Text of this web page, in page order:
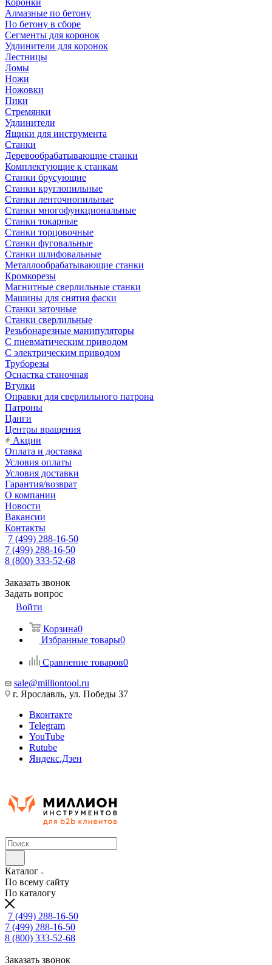
Коронки
Алмазные по бетону
По бетону в сборе
Сегменты для коронок
Удлинители для коронок
Лестницы
Ломы
Ножи
Ножовки
Пики
Стремянки
Удлинители
Ящики для инструмента
Станки
Деревообрабатывающие станки
Комплектующие к станкам
Станки брусующие
Станки круглопильные
Станки ленточнопильные
Станки многофункциональные
Станки токарные
Станки торцовочные
Станки фуговальные
Станки шлифовальные
Металлообрабатывающие станки
Кромкорезы
Магнитные сверлильные станки
Машины для снятия фаски
Станки заточные
Станки сверлильные
Резьбонарезные манипуляторы
С пневматическим приводом
С электрическим приводом
Труборезы
Оснастка станочная
Втулки
Оправки для сверлильного патрона
Патроны
Цанги
Центры вращения
Акции
Оплата и доставка
Условия оплаты
Условия доставки
Гарантия/возврат
О компании
Новости
Вакансии
Контакты
7 (499) 288-16-50
7 (499) 288-16-50
8 (800) 333-52-68
Заказать звонок
Задать вопрос
Войти
Корзина0
Избранные товары0
Сравнение товаров0
sale@milliontool.ru
г. Ярославль, ул. Победы 37
Вконтакте
Telegram
YouTube
Rutube
Яндекс.Дзен
Каталог
По всему сайту
По каталогу
7 (499) 288-16-50
7 (499) 288-16-50
8 (800) 333-52-68
Заказать звонок